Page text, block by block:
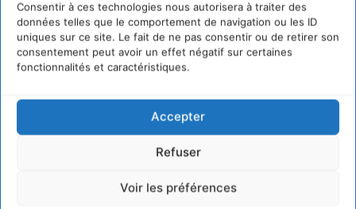
Consentir à ces technologies nous autorisera à traiter des
données telles que le comportement de navigation ou les ID
uniques sur ce site. Le fait de ne pas consentir ou de retirer son
consentement peut avoir un effet négatif sur certaines
fonctionnalités et caractéristiques.
Accepter
Refuser
Voir les préférences
Lire aussi
S’inspirer de l’arbre pour un modèle
économique régénératif du vivant …
entreprises à devenir des alliées du vivant